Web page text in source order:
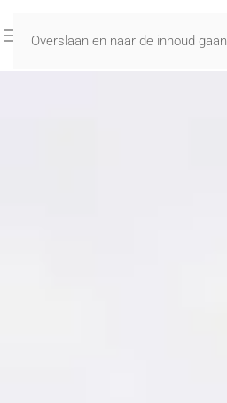
Overslaan en naar de inhoud gaan